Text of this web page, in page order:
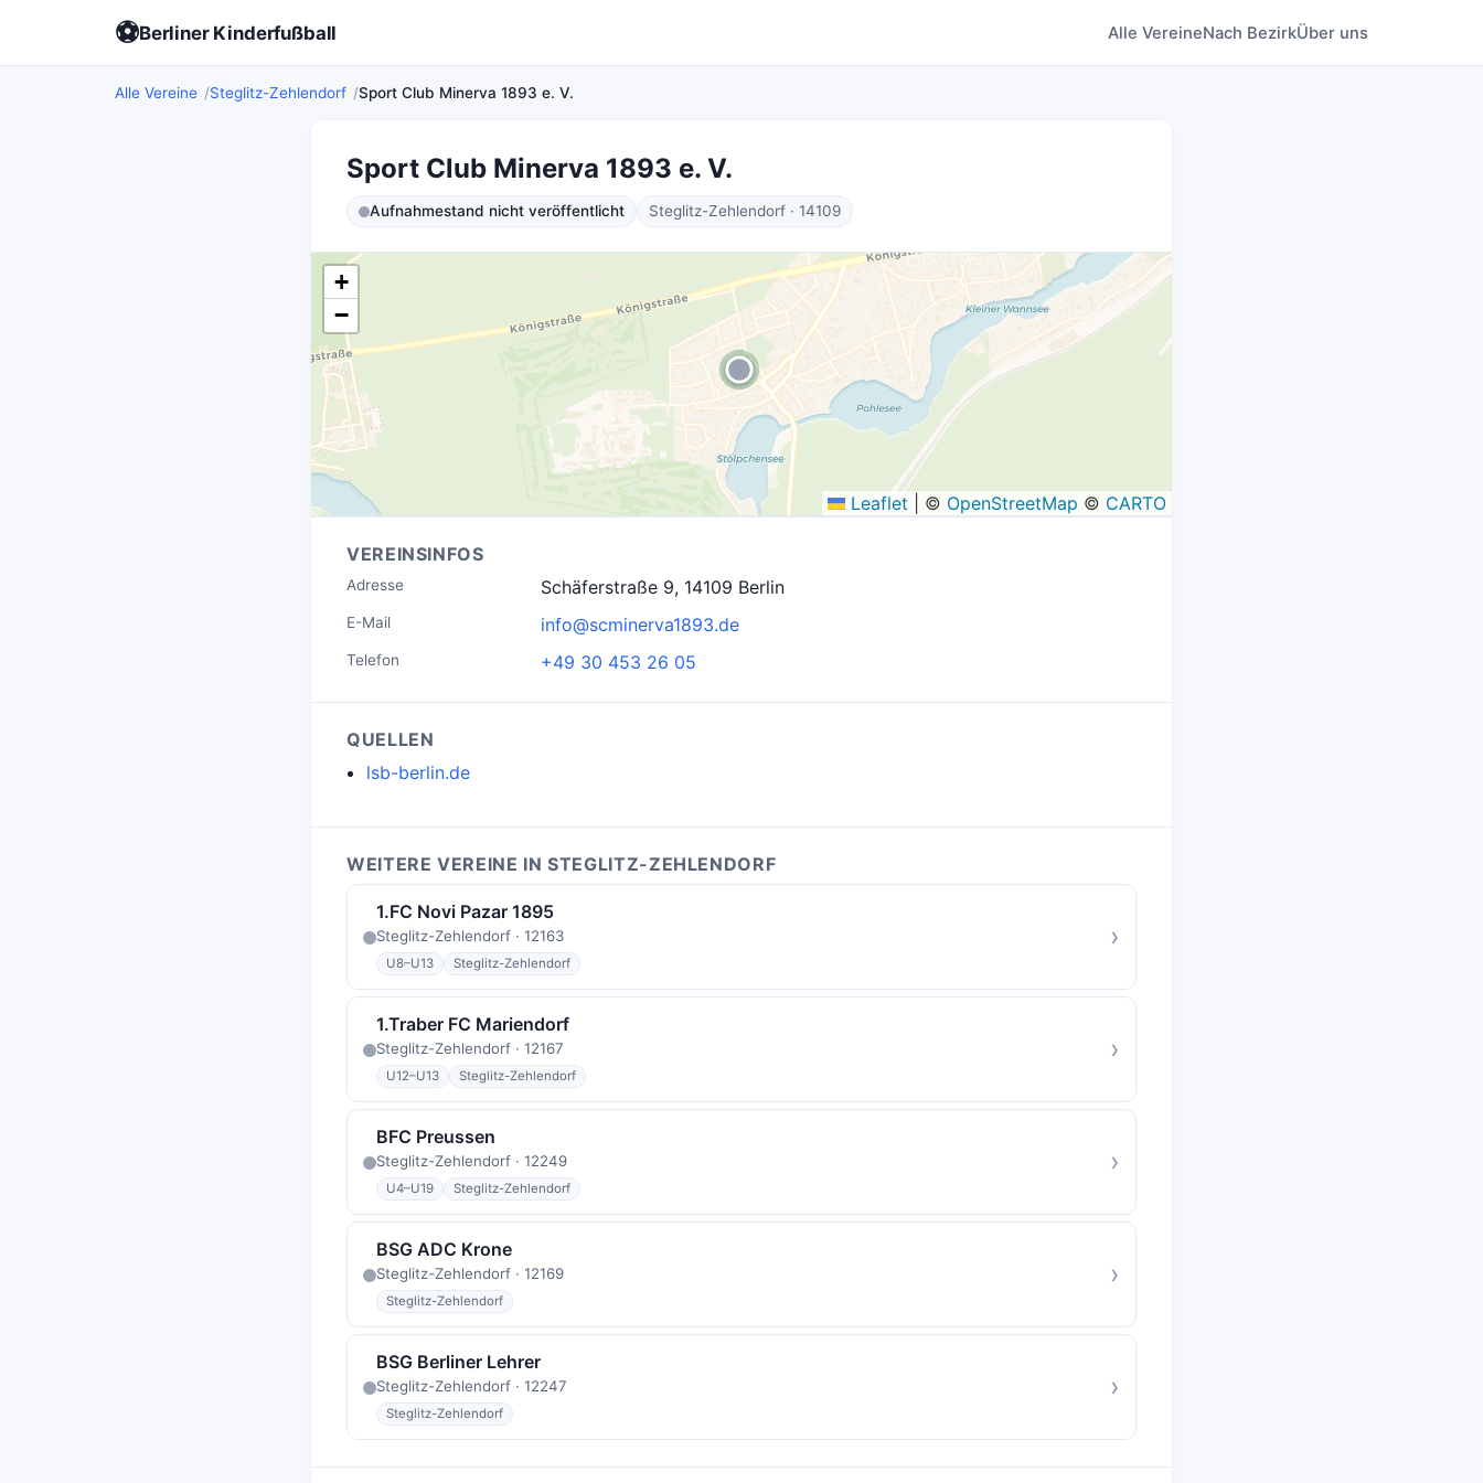
⚽Berliner Kinderfußball Alle VereineNach BezirkÜber uns
Alle Vereine Steglitz-Zehlendorf Sport Club Minerva 1893 e. V.
Sport Club Minerva 1893 e. V.
Aufnahmestand nicht veröffentlicht Steglitz-Zehlendorf · 14109
+
−
Leaflet © OpenStreetMap © CARTO
VEREINSINFOS
Adresse Schäferstraße 9, 14109 Berlin
E-Mail info@scminerva1893.de
Telefon +49 30 453 26 05
QUELLEN
lsb-berlin.de
WEITERE VEREINE IN STEGLITZ-ZEHLENDORF
1.FC Novi Pazar 1895
Steglitz-Zehlendorf · 12163
U8–U13 Steglitz-Zehlendorf
›
1.Traber FC Mariendorf
Steglitz-Zehlendorf · 12167
U12–U13 Steglitz-Zehlendorf
›
BFC Preussen
Steglitz-Zehlendorf · 12249
U4–U19 Steglitz-Zehlendorf
›
BSG ADC Krone
Steglitz-Zehlendorf · 12169
Steglitz-Zehlendorf
›
BSG Berliner Lehrer
Steglitz-Zehlendorf · 12247
Steglitz-Zehlendorf
›